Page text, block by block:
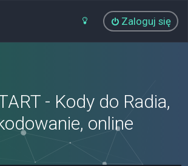
Zaloguj się
- Kody do Radia,
online